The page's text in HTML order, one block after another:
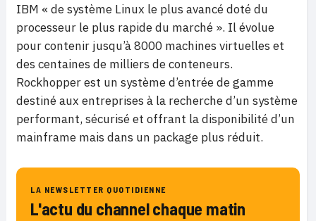
IBM « de système Linux le plus avancé doté du
processeur le plus rapide du marché ». Il évolue
pour contenir jusqu’à 8000 machines virtuelles et
des centaines de milliers de conteneurs.
Rockhopper est un système d’entrée de gamme
destiné aux entreprises à la recherche d’un système
performant, sécurisé et offrant la disponibilité d’un
mainframe mais dans un package plus réduit.
LA NEWSLETTER QUOTIDIENNE
L'actu du channel chaque matin